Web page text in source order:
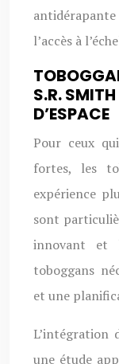
l’accès à
S.R.
D’ESPACE
Pour ceux
fortes, les
expérience
sont
innovant et
toboggans
et une
L’intégration
une étude